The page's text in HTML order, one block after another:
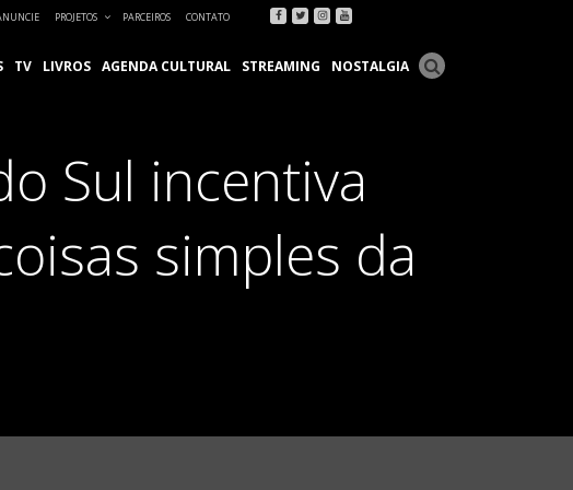
PROJETOS PARCEIROS CONTATO Facebook
Twitter
Instagram
Youtube
TV LIVROS AGENDA CULTURAL STREAMING NOSTALGIA
Sul incentiva
simples da